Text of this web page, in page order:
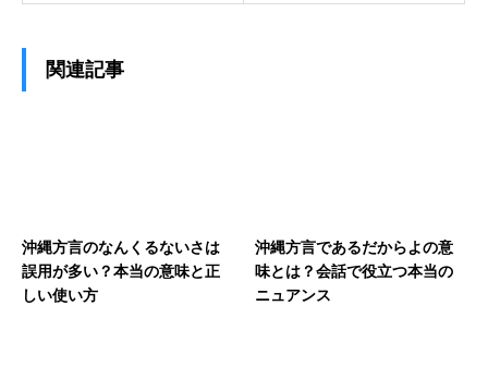
関連記事
沖縄方言のなんくるないさは
誤用が多い？本当の意味と正
しい使い方
沖縄方言であるだからよの意
味とは？会話で役立つ本当の
ニュアンス